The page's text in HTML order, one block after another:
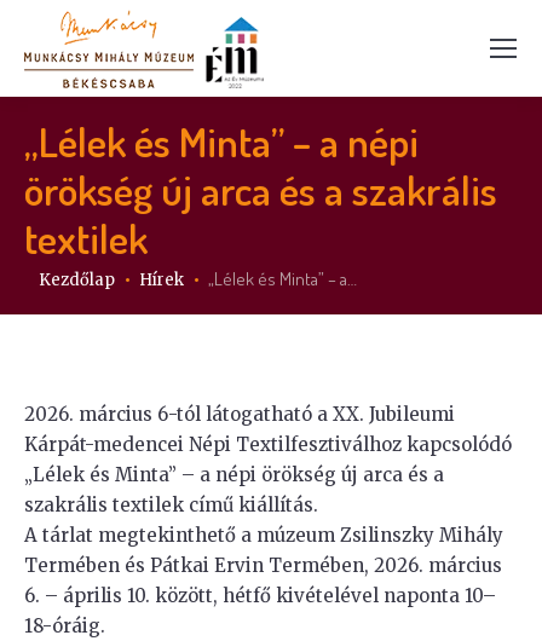
„Lélek és Minta” – a népi
örökség új arca és a szakrális
textilek
Itt vagy:
Kezdőlap Hírek „Lélek és Minta” – a…
2026. március 6-tól látogatható a XX. Jubileumi
Kárpát-medencei Népi Textilfesztiválhoz kapcsolódó
„Lélek és Minta” – a népi örökség új arca és a
szakrális textilek című kiállítás.
A tárlat megtekinthető a múzeum Zsilinszky Mihály
Termében és Pátkai Ervin Termében, 2026. március
6. – április 10. között, hétfő kivételével naponta 10–
18-óráig.